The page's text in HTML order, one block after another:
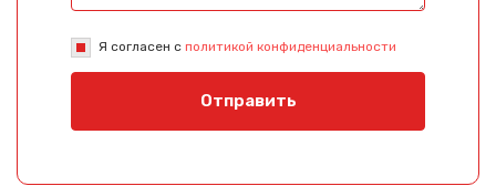
Я согласен с политикой конфиденциальности
Отправить
отправлено
Спасибо за обращение, наш специалист свяжется с